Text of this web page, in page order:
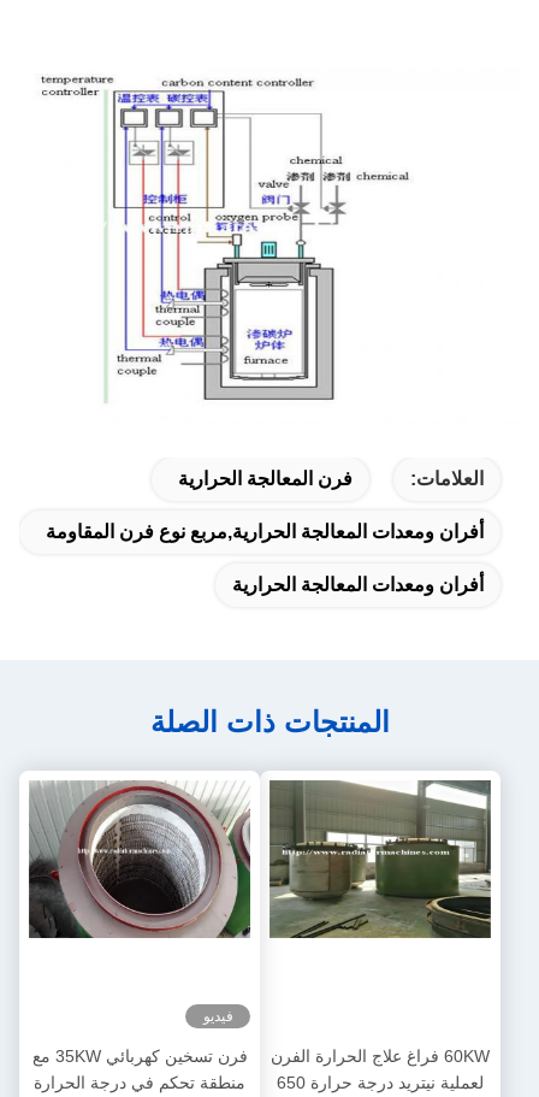
العلامات: فرن المعالجة الحرارية
أفران ومعدات المعالجة الحرارية,مربع نوع فرن المقاومة
أفران ومعدات المعالجة الحرارية
المنتجات ذات الصلة
60KW فراغ علاج الحرارة الفرن
لعملية نيتريد درجة حرارة 650
فيديو
فرن تسخين كهربائي 35KW مع
منطقة تحكم في درجة الحرارة